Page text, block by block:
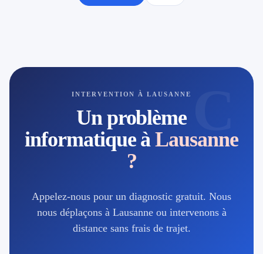
INTERVENTION À LAUSANNE
Un problème
informatique àLausanne
?
Appelez-nous pour un diagnostic gratuit. Nous
nous déplaçons à Lausanne ou intervenons à
distance sans frais de trajet.